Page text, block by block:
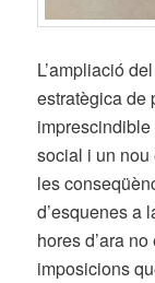
L’ampliació
estratègica de
social i un nou
les
d’esquenes a
hores d’ara
imposicions